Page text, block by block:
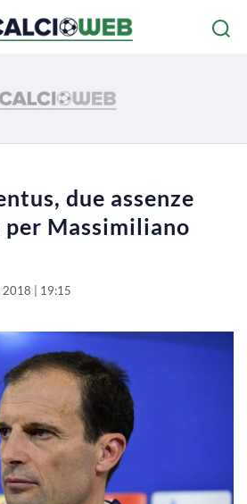
due assenze
per Massimiliano
2018 | 19:15